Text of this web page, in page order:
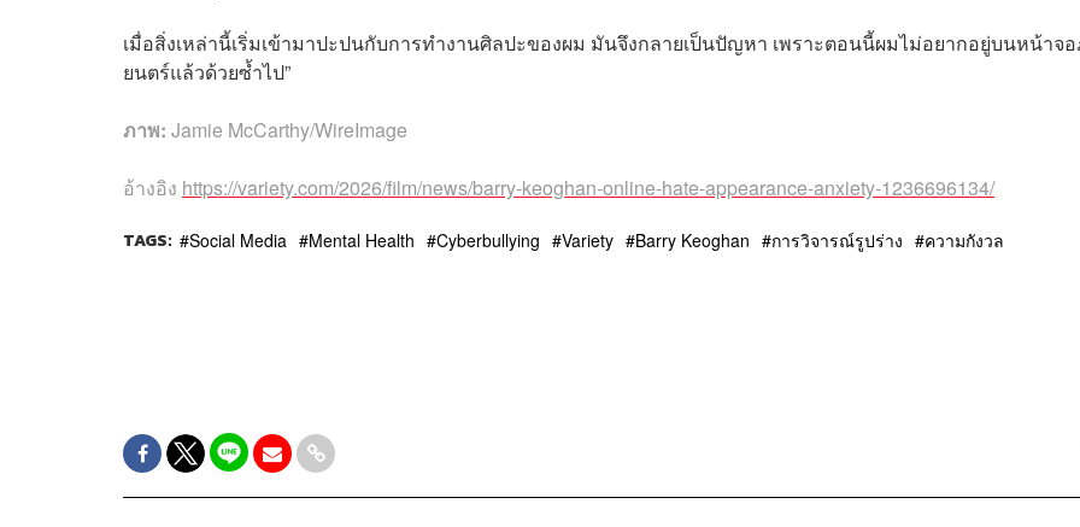
เมื่อสิ่งเหล่านี้เริ่มเข้ามาปะปนกับการทำงานศิลปะของผม มันจึงกลายเป็นปัญหา เพราะตอนนี้ผมไม่อยากอยู่บนหน้าจ
ยนตร์แล้วด้วยซ้ำไป”
ภาพ: Jamie McCarthy/WireImage
อ้างอิง https://variety.com/2026/film/news/barry-keoghan-online-hate-appearance-anxiety-1236696134/
TAGS: Social Media Mental Health Cyberbullying Variety Barry Keoghan การวิจารณ์รูปร่าง ความกังวล